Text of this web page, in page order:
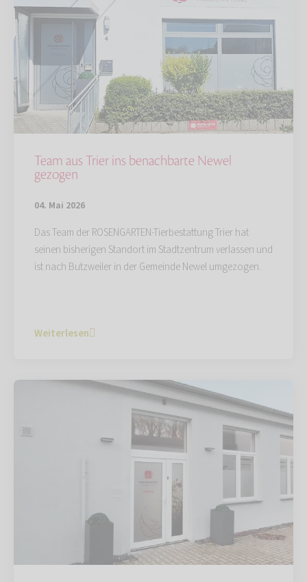
Team aus Trier ins benachbarte Newel
gezogen
04. Mai 2026
Das Team der ROSENGARTEN-Tierbestattung Trier hat
seinen bisherigen Standort im Stadtzentrum verlassen und
ist nach Butzweiler in der Gemeinde Newel umgezogen.
Weiterlesen